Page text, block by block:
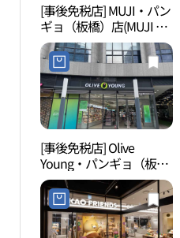
[事後免税店] MUJI・パン
ギョ（板橋）店(MUJI 판
교점)
[事後免税店] Olive
Young・パンギョ（板
橋）アヴェニューフラン
店(올리브영 판교아브뉴
프랑점)